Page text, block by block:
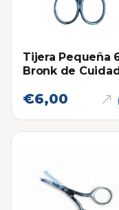
Tijera Pequeña
Bronk de
€6,00